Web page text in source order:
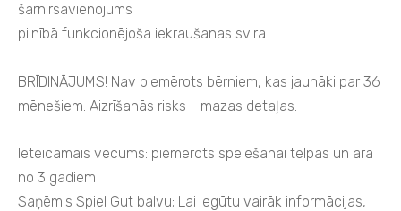
šarnīrsavienojums
pilnībā funkcionējoša iekraušanas svira
BRĪDINĀJUMS! Nav piemērots bērniem, kas jaunāki par 36
mēnešiem. Aizrīšanās risks - mazas detaļas.
Ieteicamais vecums: piemērots spēlēšanai telpās un ārā
no 3 gadiem
Saņēmis Spiel Gut balvu; Lai iegūtu vairāk informācijas,